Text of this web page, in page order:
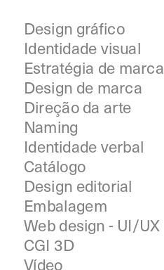
Design gráfico
Identidade visual
Estratégia de marca
Design de marca
Direção da arte
Naming
Identidade verbal
Catálogo
Design editorial
Embalagem
Web design - UI/UX
CGI 3D
Vídeo